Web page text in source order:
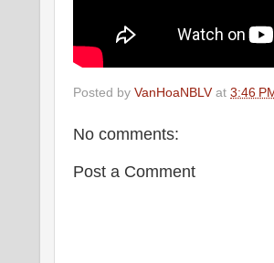
Posted by VanHoaNBLV at 3:46
No comments:
Post a Comment